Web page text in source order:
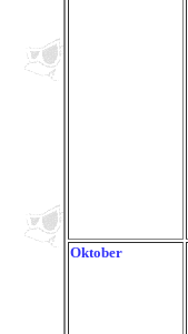
Oktober